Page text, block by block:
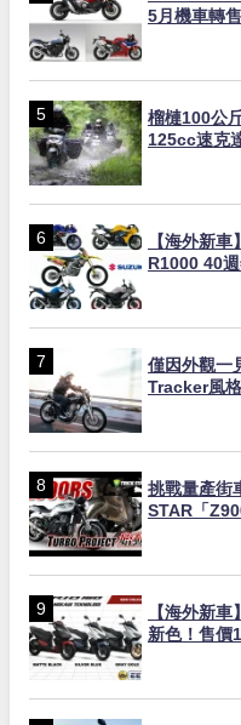
5月機車轉
榴槤100公
125cc速克
【海外新
R1000 40
僅因外觀一
Tracker風
挑戰量產街
STAR「
【海外新
新色！售價